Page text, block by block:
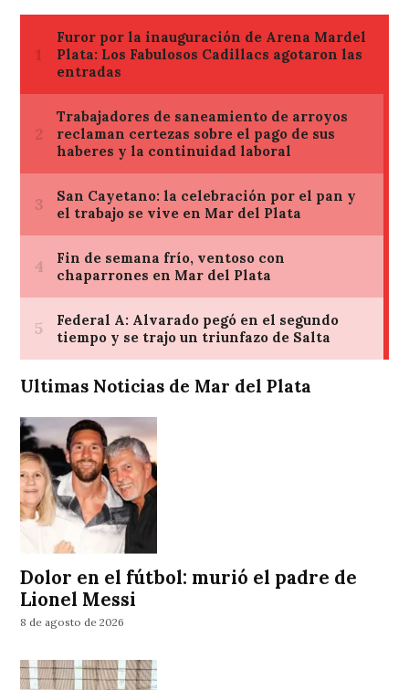
Ultimas Noticias de Mar del Plata
Dolor en el fútbol: murió el padre de
Lionel Messi
8 de agosto de 2026